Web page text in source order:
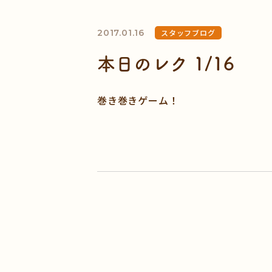
2017.01.16 スタッフブログ
本日のレク 1/16
巻き巻きゲーム！